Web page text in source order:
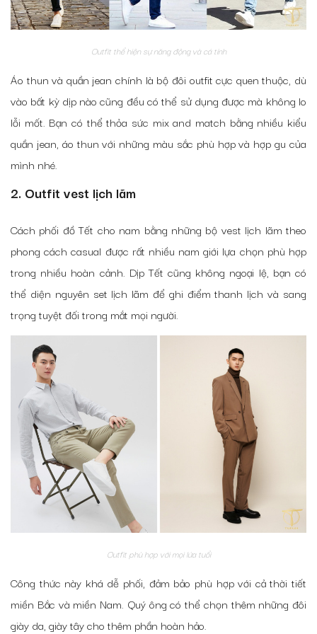
Outfit thể hiện sự năng động và cá tính
Áo thun và quần jean chính là bộ đôi outfit cực quen thuộc, dù
vào bất kỳ dịp nào cũng đều có thể sử dụng được mà không lo
lỗi mốt. Bạn có thể thỏa sức mix and match bằng nhiều kiểu
quần jean, áo thun với những màu sắc phù hợp và hợp gu của
mình nhé.
2. Outfit vest lịch lãm
Cách phối đồ Tết cho nam bằng những bộ vest lịch lãm theo
phong cách casual được rất nhiều nam giới lựa chọn phù hợp
trong nhiều hoàn cảnh. Dịp Tết cũng không ngoại lệ, bạn có
thể diện nguyên set lịch lãm để ghi điểm thanh lịch và sang
trọng tuyệt đối trong mắt mọi người.
Outfit phù hợp với mọi lứa tuổi
Công thức này khá dễ phối, đảm bảo phù hợp với cả thời tiết
miền Bắc và miền Nam. Quý ông có thể chọn thêm những đôi
giày da, giày tây cho thêm phần hoàn hảo.